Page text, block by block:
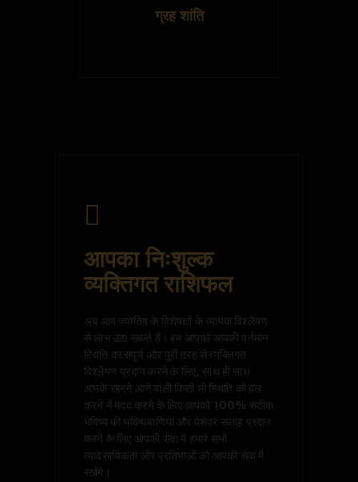
ग्रह शांति
आपका निःशुल्क
व्यक्तिगतराशिफल
अब आप ज्योतिष के विशेषज्ञों के व्यापक विश्लेषण
से लाभ उठा सकते हैं। हम आपको आपकी वर्तमान
स्थिति का संपूर्ण और पूरी तरह से व्यक्तिगत
विश्लेषण प्रदान करने के लिए, साथ ही साथ
आपके सामने आने वाली किसी भी स्थिति को हल
करने में मदद करने के लिए आपको 100% सटीक
भविष्य की भविष्यवाणियां और पेशेवर सलाह प्रदान
करने के लिए आपकी सेवा में हमारे सभी
व्यावसायिकता और प्रतिभाओं को आपकी सेवा में
रखेंगे।